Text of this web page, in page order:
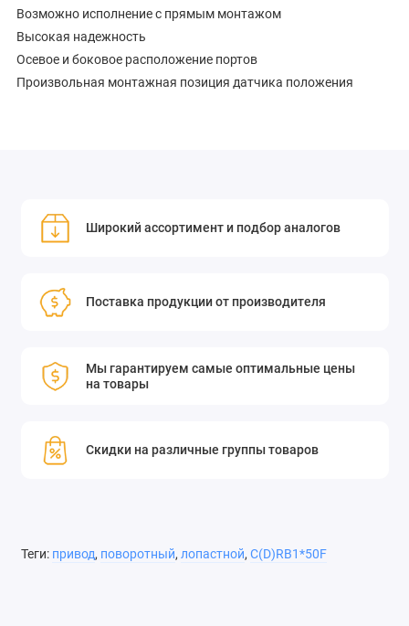
Возможно исполнение с прямым монтажом
Высокая надежность
Осевое и боковое расположение портов
Произвольная монтажная позиция датчика положения
Широкий ассортимент и подбор аналогов
Поставка продукции от производителя
Мы гарантируем самые оптимальные цены
на товары
Скидки на различные группы товаров
Теги: привод, поворотный, лопастной, C(D)RB1*50F